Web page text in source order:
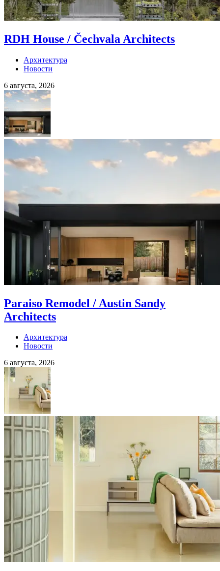
RDH House / Čechvala Architects
Архитектура
Новости
6 августа, 2026
Paraiso Remodel / Austin Sandy
Architects
Архитектура
Новости
6 августа, 2026